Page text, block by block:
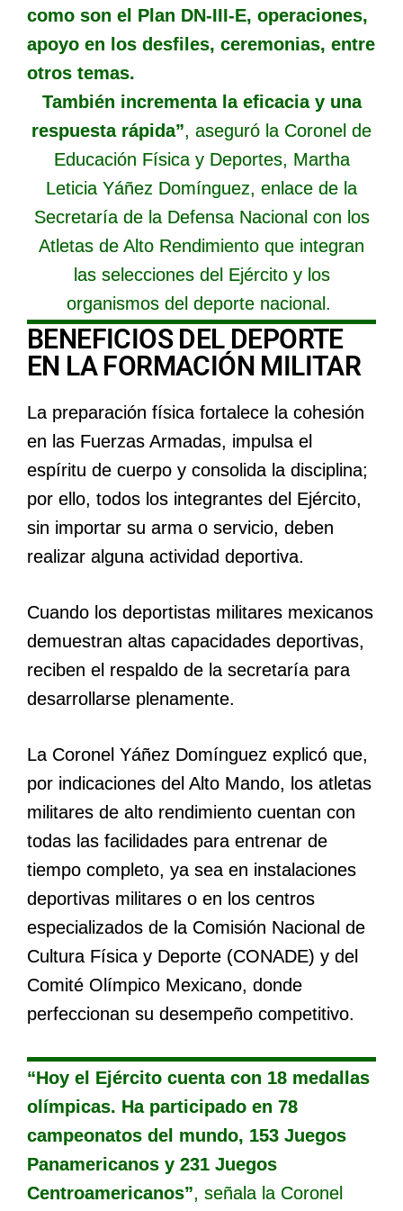
como son el Plan DN-III-E, operaciones,
apoyo en los desfiles, ceremonias, entre
otros temas.
También incrementa la eficacia y una
respuesta rápida”, aseguró la Coronel de
Educación Física y Deportes, Martha
Leticia Yáñez Domínguez, enlace de la
Secretaría de la Defensa Nacional con los
Atletas de Alto Rendimiento que integran
las selecciones del Ejército y los
organismos del deporte nacional.
BENEFICIOS DEL DEPORTE
EN LA FORMACIÓN MILITAR
La preparación física fortalece la cohesión
en las Fuerzas Armadas, impulsa el
espíritu de cuerpo y consolida la disciplina;
por ello, todos los integrantes del Ejército,
sin importar su arma o servicio, deben
realizar alguna actividad deportiva.
Cuando los deportistas militares mexicanos
demuestran altas capacidades deportivas,
reciben el respaldo de la secretaría para
desarrollarse plenamente.
La Coronel Yáñez Domínguez explicó que,
por indicaciones del Alto Mando, los atletas
militares de alto rendimiento cuentan con
todas las facilidades para entrenar de
tiempo completo, ya sea en instalaciones
deportivas militares o en los centros
especializados de la Comisión Nacional de
Cultura Física y Deporte (CONADE) y del
Comité Olímpico Mexicano, donde
perfeccionan su desempeño competitivo.
“Hoy el Ejército cuenta con 18 medallas
olímpicas. Ha participado en 78
campeonatos del mundo, 153 Juegos
Panamericanos y 231 Juegos
Centroamericanos”, señala la Coronel